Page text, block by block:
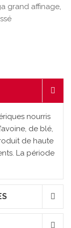
grand affinage,
nourris
de blé,
de haute
La période